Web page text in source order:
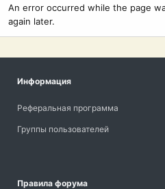
An error occurred while the page
again later.
Информация
Реферальная программа
Группы пользователей
Правила форума